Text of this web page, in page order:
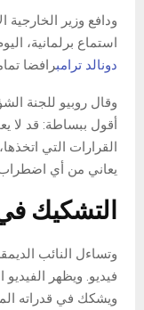
ودافع وزير الخارجية
استماع برلمانية،
دونالد ترامبرافضا
وقال روبيو للجنة
أقول ببساطة: قد لا
القرارات التي
يعاني من أي
التشكيك
وتساءل النائب
فيديو. ويظهر الفيديو
ويشكك في قدراته